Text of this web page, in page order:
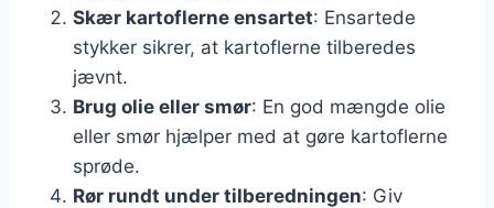
Skær kartoflerne ensartet: Ensartede
stykker sikrer, at kartoflerne tilberedes
jævnt.
Brug olie eller smør: En god mængde olie
eller smør hjælper med at gøre kartoflerne
sprøde.
Rør rundt under tilberedningen: Giv